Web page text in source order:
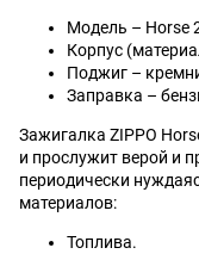
Модель – Horse
Корпус
Поджиг –
Заправка –
Зажигалка ZIPPO
и прослужит верой и
периодически
материалов:
Топлива.